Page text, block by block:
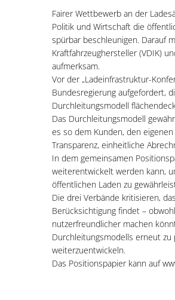
Fairer Wettbewerb an der
Politik und Wirtschaft die
spürbar beschleunigen. Darauf
Kraftfahrzeughersteller (VDIK)
aufmerksam.
Vor der „Ladeinfrastruktur-
Bundesregierung aufgefordert,
Durchleitungsmodell
Das Durchleitungsmodell
es so dem Kunden, den
Transparenz, einheitliche
In dem gemeinsamen
weiterentwickelt werden kann,
öffentlichen Laden zu
Die drei Verbände kritisieren,
Berücksichtigung findet –
nutzerfreundlicher machen
Durchleitungsmodells erneut
weiterzuentwickeln.
Das Positionspapier kann auf